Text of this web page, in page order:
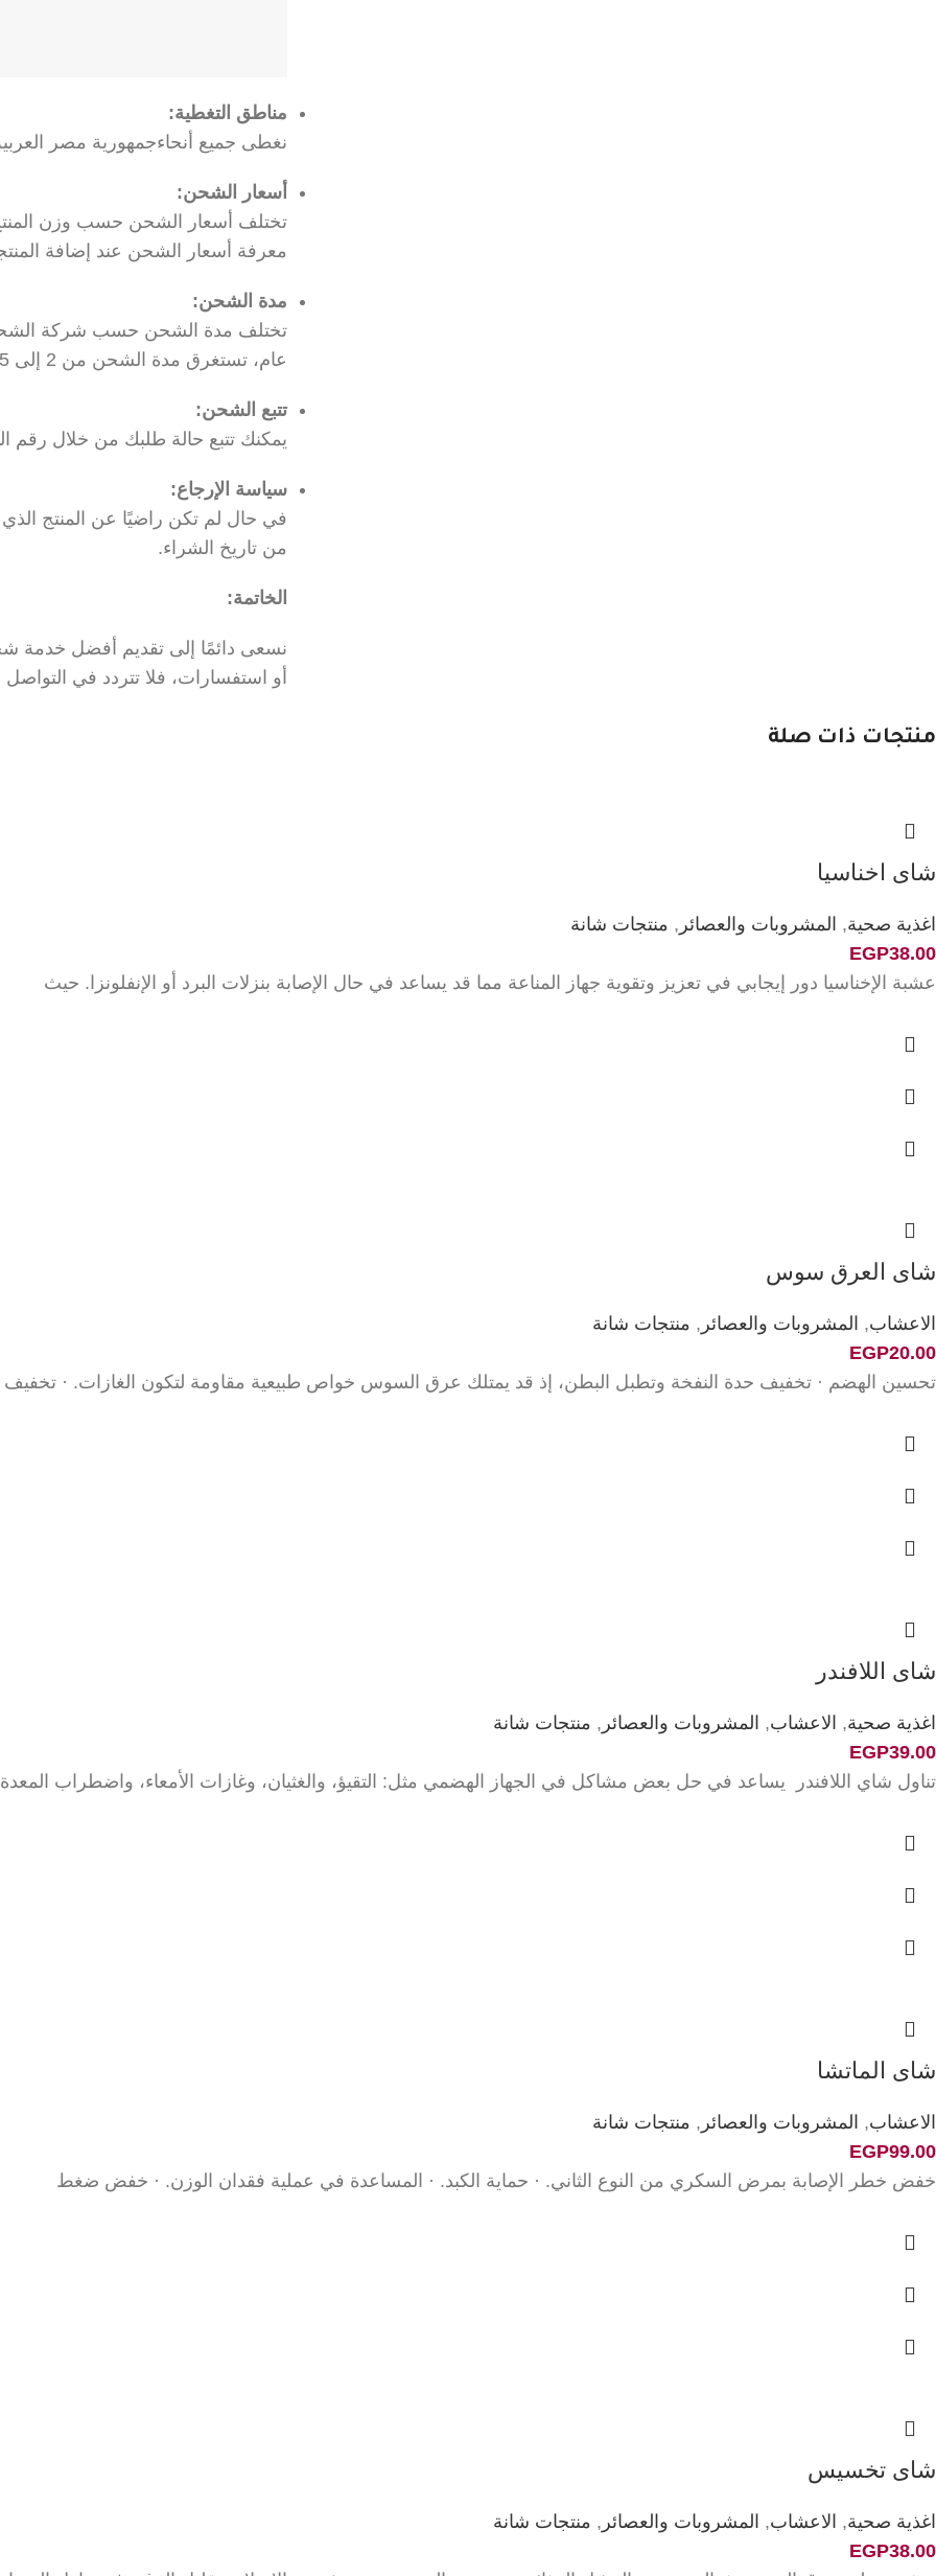
مناطق التغطية:
نغطى جميع أنحاءجمهورية مصر
أسعار الشحن:
تختلف أسعار الشحن حسب وزن المنتج
معرفة أسعار الشحن عند إضافة
مدة الشحن:
تختلف مدة الشحن حسب شركة الشحن
عام، تستغرق مدة الشحن من 2 إلى 5 أيام عمل داخل المملكة العربية السعودية.
تتبع الشحن:
يمكنك تتبع حالة طلبك من خلال رقم
سياسة الإرجاع:
من تاريخ الشراء.
الخاتمة:
نسعى دائمًا إلى تقديم أفضل خدمة
أو استفسارات، فلا تتردد في التواصل
منتجات ذات صلة
شاى اخناسيا
اغذية صحية, المشروبات والعصائر , منتجات شانة
EGP38.00
عشبة الإخناسيا دور إيجابي في تعزيز وتقوية جهاز المناعة مما قد يساعد في حال الإصابة بنزلات البرد أو الإنفلونزا. حيث
شاى العرق سوس
الاعشاب, المشروبات والعصائر , منتجات شانة
EGP20.00
تحسين الهضم · تخفيف حدة النفخة وتطبل البطن، إذ قد يمتلك عرق السوس خواص طبيعية مقاومة لتكون الغازات. ·
شاى اللافندر
اغذية صحية, الاعشاب, المشروبات والعصائر , منتجات شانة
EGP39.00
تناول شاي اللافندر يساعد في حل بعض مشاكل في الجهاز الهضمي مثل: التقيؤ، والغثيان، وغازات الأمعاء، واضطراب المعدة.
شاى الماتشا
الاعشاب, المشروبات والعصائر , منتجات شانة
EGP99.00
خفض خطر الإصابة بمرض السكري من النوع الثاني. · حماية الكبد. · المساعدة في عملية فقدان الوزن. · خفض ضغط
شاى تخسيس
اغذية صحية, الاعشاب, المشروبات والعصائر , منتجات شانة
EGP38.00